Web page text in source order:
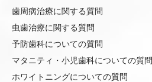
歯周病治療に関する質問
虫歯治療に関する質問
予防歯科についての質問
マタニティ・小児歯科についての質問
ホワイトニングについての質問